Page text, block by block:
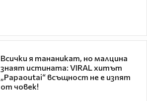
Всички я тананикат, но малцина
знаят истината: VIRAL хитът
„Papaoutai“ всъщност не е изпят
от човек!